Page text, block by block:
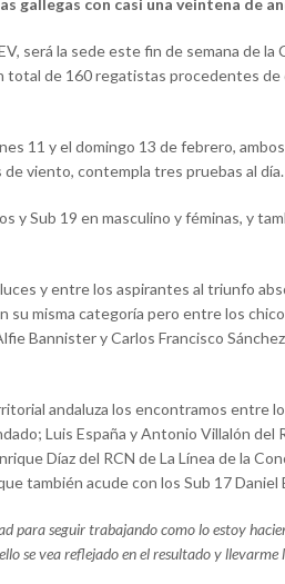
será la sede este fin de semana de la
total de 160 regatistas procedentes
11 y el domingo 13 de febrero,
viento, contempla tres pruebas al día.
y Sub 19 en masculino y féminas, y
y entre los aspirantes al triunfo
su misma categoría pero entre los
Bannister y Carlos Francisco
andaluza los encontramos entre
Luis España y Antonio Villalón
Díaz del RCN de La Línea de la
también acude con los Sub 17 Daniel
para seguir trabajando como lo estoy
se vea reflejado en el resultado y llevarme